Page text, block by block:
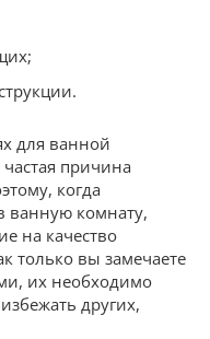
для ванной
причина
когда
ванную комнату,
на качество
только вы замечаете
их необходимо
других,